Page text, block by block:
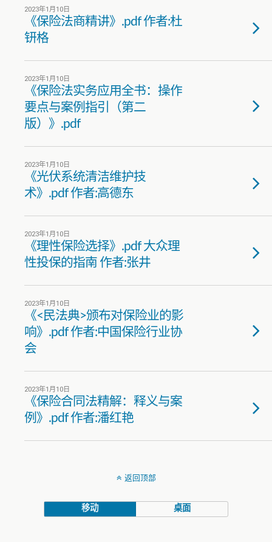
2023年1月10日
《保险法商精讲》.pdf 作者:杜
钘格
2023年1月10日
《保险法实务应用全书：操作
要点与案例指引（第二
版）》.pdf
2023年1月10日
《光伏系统清洁维护技
术》.pdf 作者:高德东
2023年1月10日
《理性保险选择》.pdf 大众理
性投保的指南 作者:张井
2023年1月10日
《<民法典>颁布对保险业的影
响》.pdf 作者:中国保险行业协
会
2023年1月10日
《保险合同法精解：释义与案
例》.pdf 作者:潘红艳
返回顶部
移动 桌面